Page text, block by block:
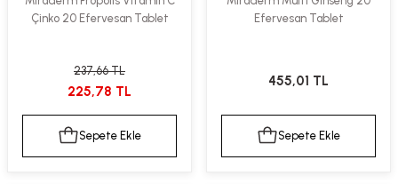
LosyonlarÇinko 20 Efervesan Tablet
237,66 TL
225,78 TL
Sepete Ekle
Efervesan Tablet
455,01 TL
Sepete Ekle